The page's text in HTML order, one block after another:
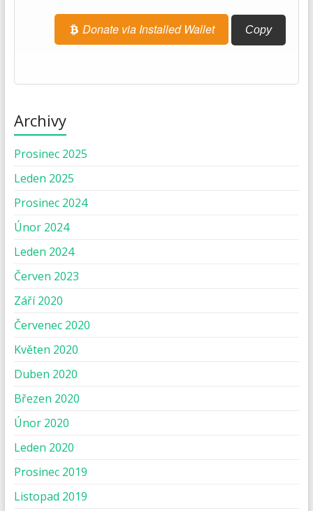
Donate via Installed Wallet Copy
Archivy
Prosinec 2025
Leden 2025
Prosinec 2024
Únor 2024
Leden 2024
Červen 2023
Září 2020
Červenec 2020
Květen 2020
Duben 2020
Březen 2020
Únor 2020
Leden 2020
Prosinec 2019
Listopad 2019